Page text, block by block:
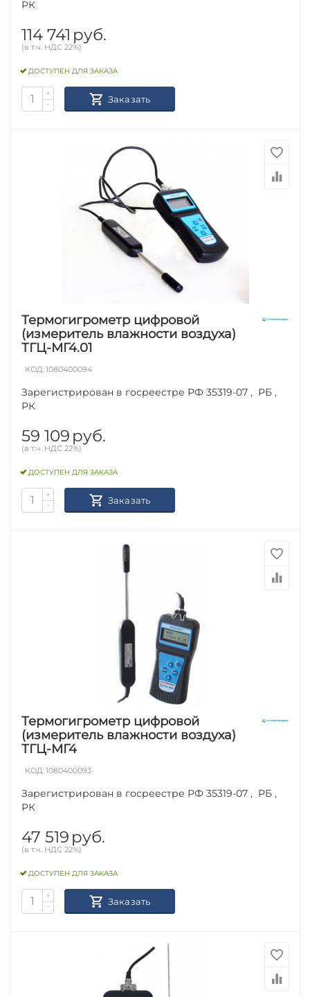
РК
114 741 руб.
(в т.ч. НДС 22%)
ДОСТУПЕН ДЛЯ ЗАКАЗА
+
−
Заказать
Термогигрометр цифровой
(измеритель влажности воздуха)
ТГЦ-МГ4.01
КОД:1080400094
Зарегистрирован в госреестре РФ 35319-07 , РБ ,
РК
59 109 руб.
(в т.ч. НДС 22%)
ДОСТУПЕН ДЛЯ ЗАКАЗА
+
−
Заказать
Термогигрометр цифровой
(измеритель влажности воздуха)
ТГЦ-МГ4
КОД:1080400093
Зарегистрирован в госреестре РФ 35319-07 , РБ ,
РК
47 519 руб.
(в т.ч. НДС 22%)
ДОСТУПЕН ДЛЯ ЗАКАЗА
+
−
Заказать